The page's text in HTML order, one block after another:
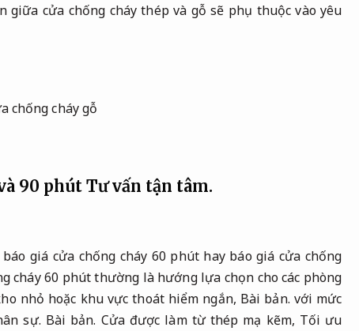
giữa cửa chống cháy thép và gỗ sẽ phụ thuộc vào yêu
90 phút Tư vấn tận tâm.
giá cửa chống cháy 60 phút hay báo giá cửa chống
cháy 60 phút thường là hướng lựa chọn cho các phòng
nhỏ hoặc khu vực thoát hiểm ngắn, Bài bản. với mức
sự. Bài bản. Cửa được làm từ thép mạ kẽm, Tối ưu